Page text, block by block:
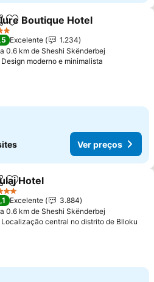
Adicionar aos favoritos
Boutique Hotel
Excelente
1.234
a 0.6 km de Sheshi Skënderbej
Design moderno e minimalista
Ver preços
Adicionar aos favoritos
Hotel
Excelente
3.884
a 0.6 km de Sheshi Skënderbej
Localização central no distrito de Blloku